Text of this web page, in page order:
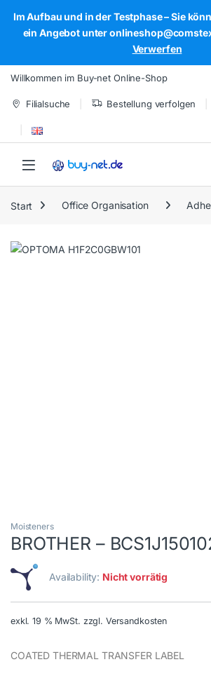
Im Aufbau und in der Testphase – Sie
ein Angebot unter
Verwerfen
Skip to navigation
Skip to content
Willkommen im Buy-net Online-Shop
Filialsuche Bestellung verfolgen
Open
Start Office Organisation
Moisteners
BROTHER –
Availability: Nicht vorrätig
exkl. 19 % MwSt. zzgl. Versandkosten
COATED THERMAL TRANSFER LABEL